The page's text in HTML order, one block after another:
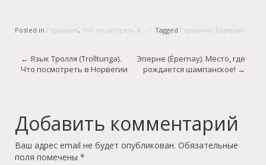
Posted in Германия, Что посмотреть в ... ? Tagged Германия (Бавария)
navigation
← Язык Тролля (Trolltunga).
Что посмотреть в Норвегии
Эперне (Épernay). Место, где
рождается шампанское! →
Добавить комментарий
Ваш адрес email не будет опубликован. Обязательные
поля помечены *